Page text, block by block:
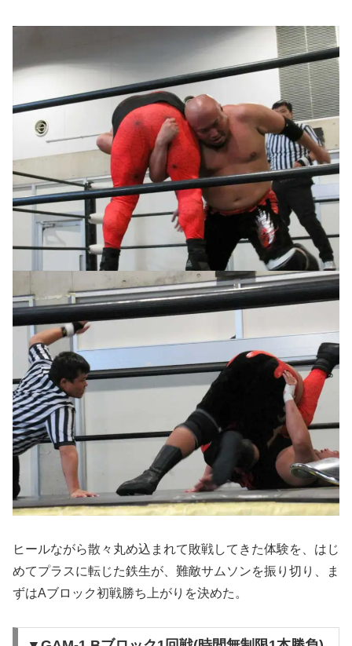
ヒールながら散々丸め込まれて敗戦してきた体験を、はじ
めてプラスに転じた鉄生が、難敵サムソンを振り切り、ま
ずはAブロック初戦勝ち上がりを決めた。